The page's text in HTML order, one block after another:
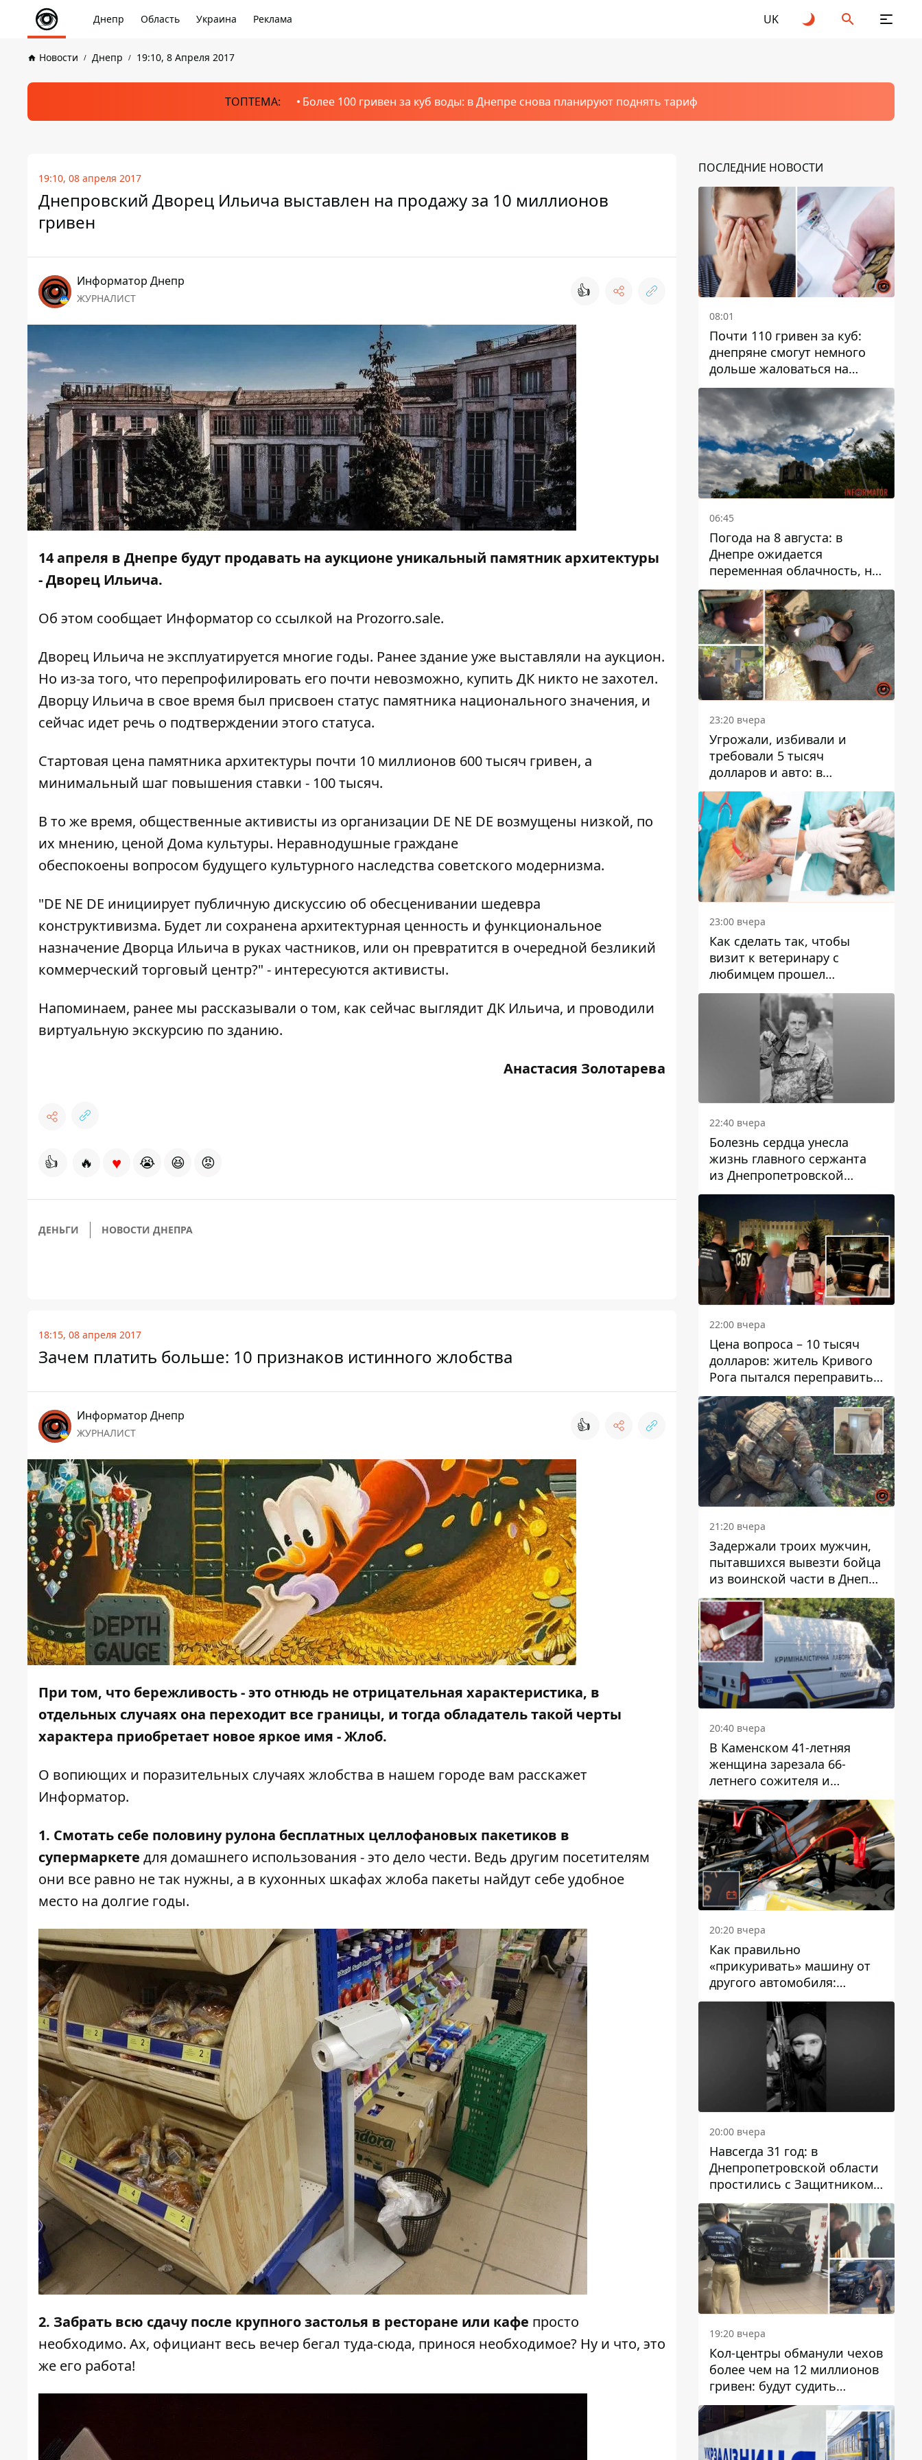
Днепр Область Украина Реклама UK
Новости Днепр 19:10, 8 Апреля 2017
ТОПТЕМА: Более 100 гривен за куб воды: в Днепре снова планируют поднять тариф
19:10, 08 апреля 2017
Днепровский Дворец Ильича выставлен на продажу за 10 миллионов
гривен
Информатор Днепр
ЖУРНАЛИСТ 👍
14 апреля в Днепре будут продавать на аукционе уникальный памятник архитектуры
- Дворец Ильича.
Об этом сообщает Информатор со ссылкой на Prozorro.sale.
Дворец Ильича не эксплуатируется многие годы. Ранее здание уже выставляли на аукцион.
Но из-за того, что перепрофилировать его почти невозможно, купить ДК никто не захотел.
Дворцу Ильича в свое время был присвоен статус памятника национального значения, и
сейчас идет речь о подтверждении этого статуса.
Стартовая цена памятника архитектуры почти 10 миллионов 600 тысяч гривен, а
минимальный шаг повышения ставки - 100 тысяч.
В то же время, общественные активисты из организации DE NE DE возмущены низкой, по
их мнению, ценой Дома культуры. Неравнодушные граждане
обеспокоены вопросом будущего культурного наследства советского модернизма.
"DE NE DE инициирует публичную дискуссию об обесценивании шедевра
конструктивизма. Будет ли сохранена архитектурная ценность и функциональное
назначение Дворца Ильича в руках частников, или он превратится в очередной безликий
коммерческий торговый центр?" - интересуются активисты.
Напоминаем, ранее мы рассказывали о том, как сейчас выглядит ДК Ильича, и проводили
виртуальную экскурсию по зданию.
Анастасия Золотарева
👍 🔥 ♥ 😭 😆 😡
ДЕНЬГИ НОВОСТИ ДНЕПРА
18:15, 08 апреля 2017
Зачем платить больше: 10 признаков истинного жлобства
Информатор Днепр
ЖУРНАЛИСТ 👍
При том, что бережливость - это отнюдь не отрицательная характеристика, в
отдельных случаях она переходит все границы, и тогда обладатель такой черты
характера приобретает новое яркое имя - Жлоб.
О вопиющих и поразительных случаях жлобства в нашем городе вам расскажет
Информатор.
1. Смотать себе половину рулона бесплатных целлофановых пакетиков в
супермаркете для домашнего использования - это дело чести. Ведь другим посетителям
они все равно не так нужны, а в кухонных шкафах жлоба пакеты найдут себе удобное
место на долгие годы.
2. Забрать всю сдачу после крупного застолья в ресторане или кафе просто
необходимо. Ах, официант весь вечер бегал туда-сюда, принося необходимое? Ну и что, это
же его работа!
ПОСЛЕДНИЕ НОВОСТИ
08:01
Почти 110 гривен за куб:
днепряне смогут немного
дольше жаловаться на
запланированные тарифы
на воду на 2027 год
06:45
Погода на 8 августа: в
Днепре ожидается
переменная облачность, но
может пойти дождь
23:20 вчера
Угрожали, избивали и
требовали 5 тысяч
долларов и авто: в
Павлограде задержали двух
мужчин
23:00 вчера
Как сделать так, чтобы
визит к ветеринару с
любимцем прошел
спокойно: простые советы
22:40 вчера
Болезнь сердца унесла
жизнь главного сержанта
из Днепропетровской
области Юрия Свистуна
22:00 вчера
Цена вопроса – 10 тысяч
долларов: житель Кривого
Рога пытался переправить
мужчину в Словакию
21:20 вчера
Задержали троих мужчин,
пытавшихся вывезти бойца
из воинской части в Днепр
за 7 тысяч долларов: среди
них был врач
20:40 вчера
В Каменском 41-летняя
женщина зарезала 66-
летнего сожителя и
пыталась обмануть
полицейских
20:20 вчера
Как правильно
«прикуривать» машину от
другого автомобиля:
инструкция для водителей
20:00 вчера
Навсегда 31 год: в
Днепропетровской области
простились с Защитником
Александром Репиным
19:20 вчера
Кол-центры обманули чехов
более чем на 12 миллионов
гривен: будут судить
днепрянина,
организовавшего
транснациональную
преступную организацию